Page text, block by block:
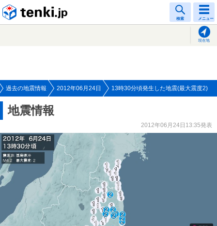
検索 メニュー
現在地
過去の地震情報 2012年06月24日 13時30分頃発生した地震(最大震度2)
地震情報
2012年06月24日13:35発表